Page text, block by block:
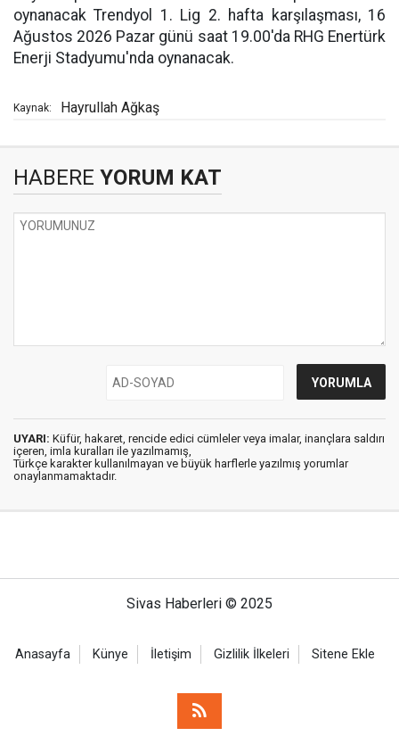
oynanacak Trendyol 1. Lig 2. hafta karşılaşması, 16
Ağustos 2026 Pazar günü saat 19.00'da RHG Enertürk
Enerji Stadyumu'nda oynanacak.
Kaynak: Hayrullah Ağkaş
HABERE YORUM KAT
UYARI: Küfür, hakaret, rencide edici cümleler veya imalar, inançlara saldırı
içeren, imla kuralları ile yazılmamış,
Türkçe karakter kullanılmayan ve büyük harflerle yazılmış yorumlar
onaylanmamaktadır.
Sivas Haberleri © 2025
Anasayfa Künye İletişim Gizlilik İlkeleri Sitene Ekle